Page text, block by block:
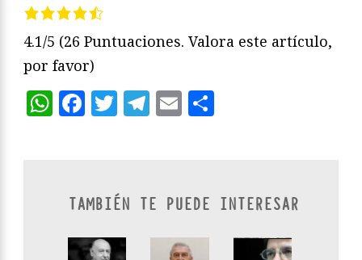
4.1/5 (26 Puntuaciones. Valora este artículo,
por favor)
WhatsApp
Facebook
Twitter
Telegram
Email
TAMBIÉN TE PUEDE INTERESAR